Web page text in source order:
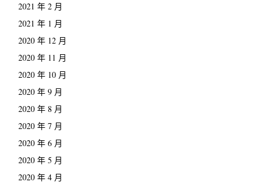
2021 年 2 月
2021 年 1 月
2020 年 12 月
2020 年 11 月
2020 年 10 月
2020 年 9 月
2020 年 8 月
2020 年 7 月
2020 年 6 月
2020 年 5 月
2020 年 4 月